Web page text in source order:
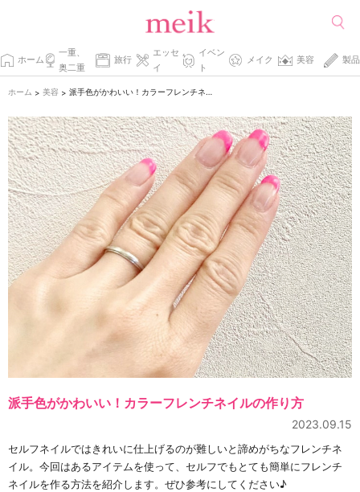
ホーム
一重、
奥二重
旅行
エッセ
イ
イベン
ト
メイク 美容 製品
ホーム > 美容 > 派手色がかわいい！カラーフレンチネイルの作り方
派手色がかわいい！カラーフレンチネイルの作り方
2023.09.15
セルフネイルではきれいに仕上げるのが難しいと諦めがちなフレンチネ
イル。今回はあるアイテムを使って、セルフでもとても簡単にフレンチ
ネイルを作る方法を紹介します。ぜひ参考にしてください♪